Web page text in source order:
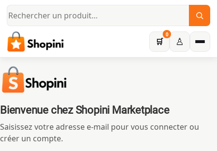
Aller au contenu principal
🛒
0
♙
Bienvenue chez Shopini Marketplace
Saisissez votre adresse e-mail pour vous connecter ou
créer un compte.